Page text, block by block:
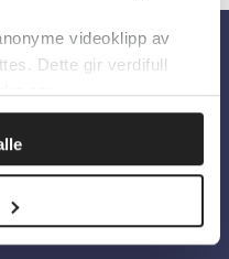
videoklipp av
Dette gir verdifull
oss.